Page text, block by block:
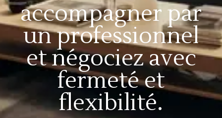
accompagner par
un professionnel
et négociez avec
fermeté et
flexibilité.